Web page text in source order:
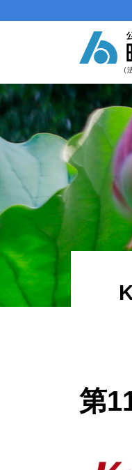
コンテンツへスキップ
メインナビ
第